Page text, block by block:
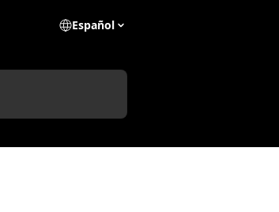
Español